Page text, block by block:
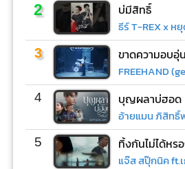
2 บ่มีสิทธิ์
ธีร์ T-REX x ห
3 ขาดความอบอุ่น
4 บุญผลาบ่ฮอด
อ้ายแมน ภิสิทธิ์
5 ทิ้งกันไม่ได้หร
แจ๊ส สปุ๊กนิค ft.